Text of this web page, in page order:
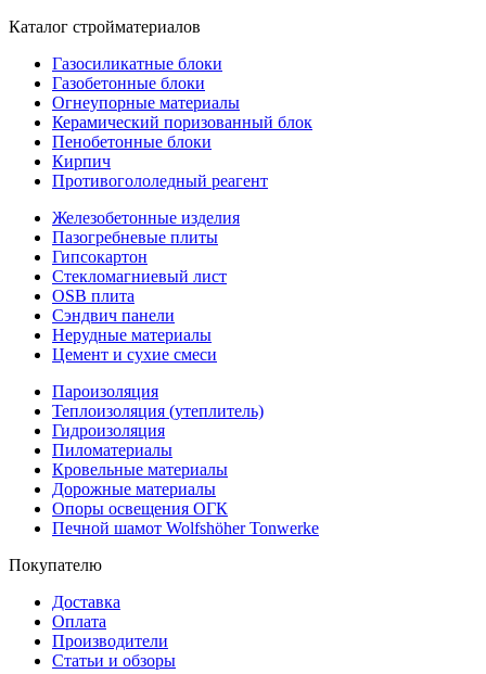
Каталог стройматериалов
Газосиликатные блоки
Газобетонные блоки
Огнеупорные материалы
Керамический поризованный блок
Пенобетонные блоки
Кирпич
Противогололедный реагент
Железобетонные изделия
Пазогребневые плиты
Гипсокартон
Стекломагниевый лист
OSB плита
Сэндвич панели
Нерудные материалы
Цемент и сухие смеси
Пароизоляция
Теплоизоляция (утеплитель)
Гидроизоляция
Пиломатериалы
Кровельные материалы
Дорожные материалы
Опоры освещения ОГК
Печной шамот Wolfshöher Tonwerke
Покупателю
Доставка
Оплата
Производители
Статьи и обзоры